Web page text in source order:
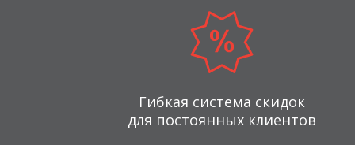
Гибкая система скидок
для постоянных клиентов